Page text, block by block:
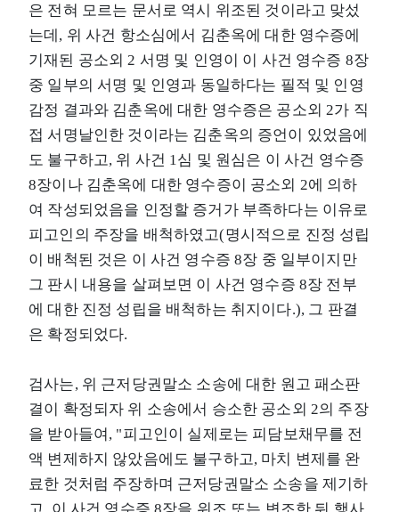
은 전혀 모르는 문서로 역시 위조된 것이라고 맞섰
는데, 위 사건 항소심에서 김춘옥에 대한 영수증에
기재된 공소외 2 서명 및 인영이 이 사건 영수증 8장
중 일부의 서명 및 인영과 동일하다는 필적 및 인영
감정 결과와 김춘옥에 대한 영수증은 공소외 2가 직
접 서명날인한 것이라는 김춘옥의 증언이 있었음에
도 불구하고, 위 사건 1심 및 원심은 이 사건 영수증
8장이나 김춘옥에 대한 영수증이 공소외 2에 의하
여 작성되었음을 인정할 증거가 부족하다는 이유로
피고인의 주장을 배척하였고(명시적으로 진정 성립
이 배척된 것은 이 사건 영수증 8장 중 일부이지만
그 판시 내용을 살펴보면 이 사건 영수증 8장 전부
에 대한 진정 성립을 배척하는 취지이다.), 그 판결
은 확정되었다.
검사는, 위 근저당권말소 소송에 대한 원고 패소판
결이 확정되자 위 소송에서 승소한 공소외 2의 주장
을 받아들여, "피고인이 실제로는 피담보채무를 전
액 변제하지 않았음에도 불구하고, 마치 변제를 완
료한 것처럼 주장하며 근저당권말소 소송을 제기하
고, 이 사건 영수증 8장을 위조 또는 변조한 뒤 행사